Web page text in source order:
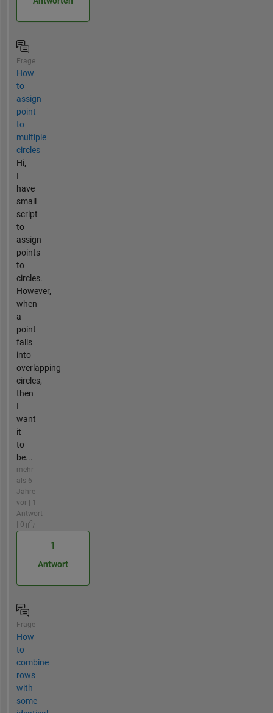
Frage
How
to
assign
point
to
multiple
circles
Hi,
I
have
small
script
to
assign
points
to
circles.
However,
when
a
point
falls
into
overlapping
circles,
then
I
want
it
to
be...
mehr
als 6
Jahre
vor | 1
Antwort
| 0
1
Antwort
Frage
How
to
combine
rows
with
some